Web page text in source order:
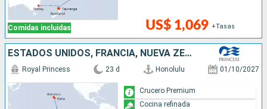
Comidas incluidas US$ 1,069 +Tasas
ESTADOS UNIDOS, FRANCIA, NUEVA ZELANDA, CHILE, AUSTRALIA
Royal Princess 23 d Honolulu 01/10/2027
Crucero Premium
Cocina refinada